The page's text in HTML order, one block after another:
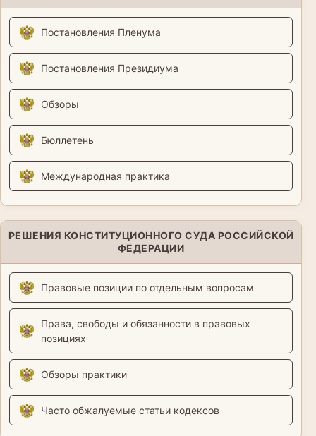
Постановления Пленума
Постановления Президиума
Обзоры
Бюллетень
Международная практика
РЕШЕНИЯ КОНСТИТУЦИОННОГО СУДА РОССИЙСКОЙ
ФЕДЕРАЦИИ
Правовые позиции по отдельным вопросам
Права, свободы и обязанности в правовых
позициях
Обзоры практики
Часто обжалуемые статьи кодексов